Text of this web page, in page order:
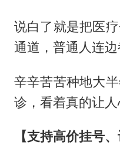
说白了就是把医
通道，普通人连边
辛辛苦苦种地大
诊，看着真的让人
【支持高价挂号